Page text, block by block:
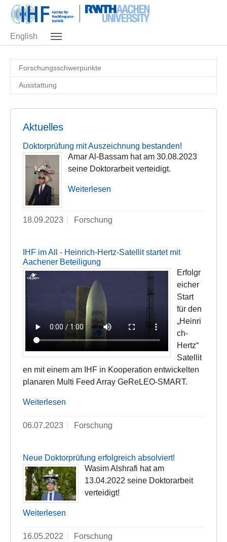
Skip to main navigation
Zum Hauptinhalt springen
Skip to page footer
English
Forschungsschwerpunkte
Ausstattung
Aktuelles
Doktorprüfung mit Auszeichnung bestanden!
Amar Al-Bassam hat am 30.08.2023
seine Doktorarbeit verteidigt.
Weiterlesen
18.09.2023 Forschung
IHF im All - Heinrich-Hertz-Satellit startet mit
Aachener Beteiligung
Erfolgr
eicher
Start
für den
„Heinri
ch-
Hertz“
Satellit
en mit einem am IHF in Kooperation entwickelten
planaren Multi Feed Array GeReLEO-SMART.
Weiterlesen
06.07.2023 Forschung
Neue Doktorprüfung erfolgreich absolviert!
Wasim Alshrafi hat am
13.04.2022 seine Doktorarbeit
verteidigt!
Weiterlesen
16.05.2022 Forschung